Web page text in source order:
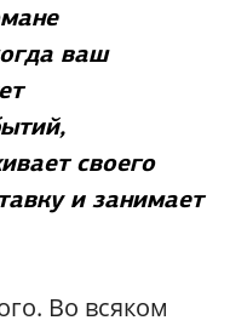
ваш
своего
и занимает
Во всяком